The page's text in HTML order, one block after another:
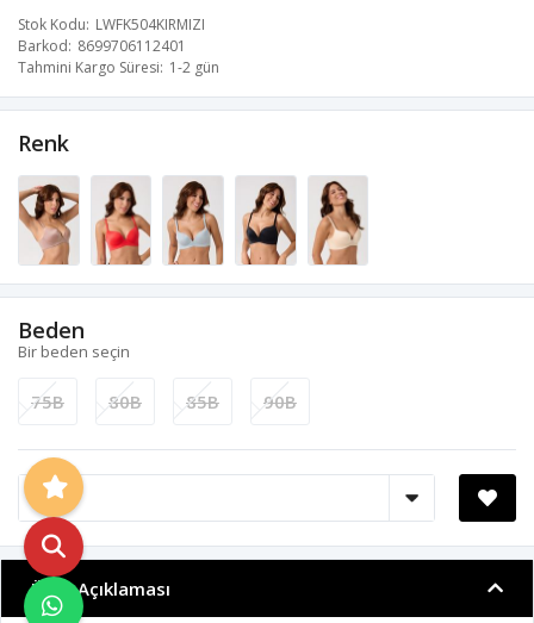
Stok Kodu LWFK504KIRMIZI
Barkod 8699706112401
Tahmini Kargo Süresi 1-2 gün
Renk
Beden
Bir beden seçin
75B 80B 85B 90B
Ürün Açıklaması